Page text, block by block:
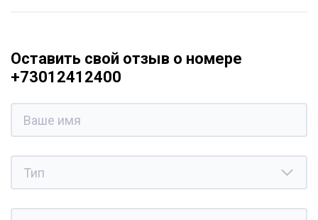
Оставить свой отзыв о номере
+73012412400